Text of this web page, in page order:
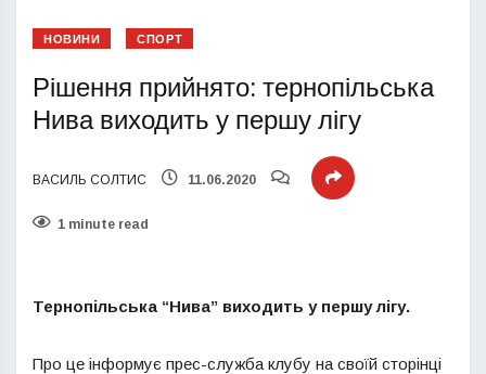
НОВИНИ СПОРТ
Рішення прийнято: тернопільська
Нива виходить у першу лігу
ВАСИЛЬ СОЛТИС 11.06.2020
1 minute read
Тернопільська “Нива” виходить у першу лігу.
Про це інформує прес-служба клубу на своїй сторінці